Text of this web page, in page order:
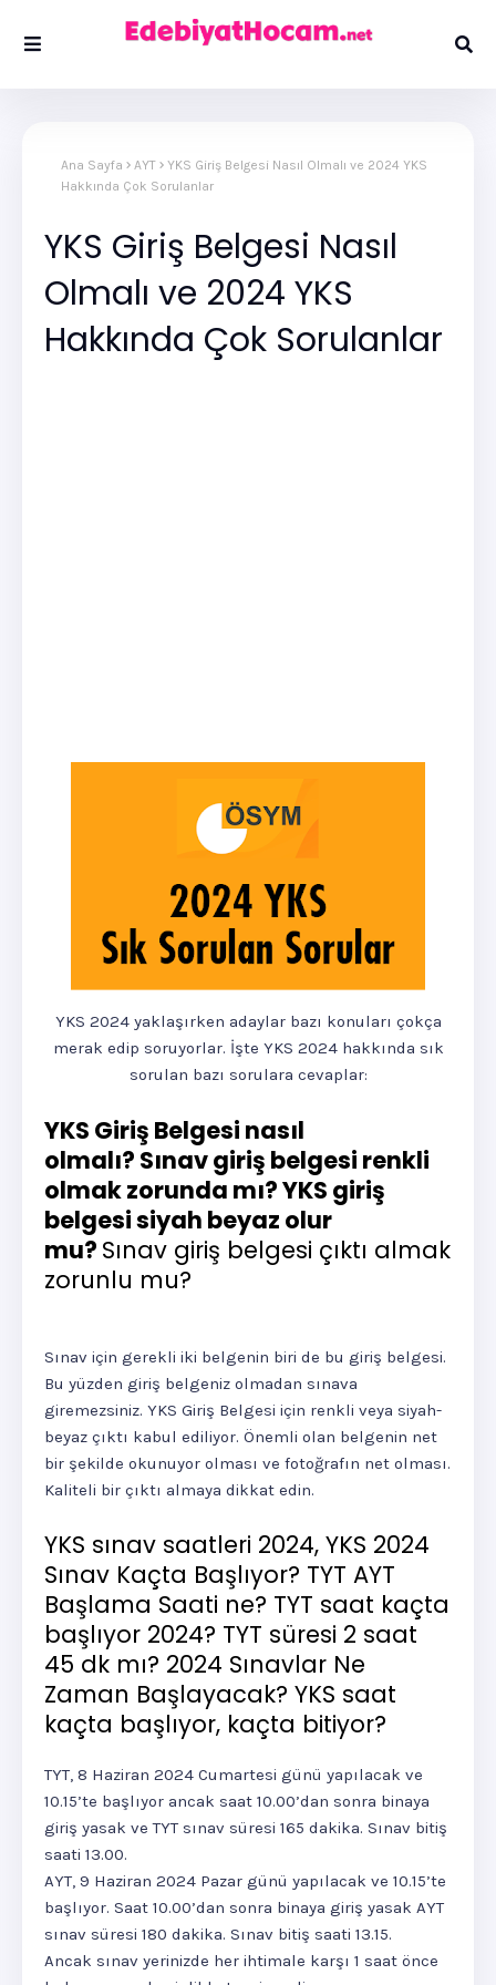
Ana Sayfa AYT
YKS Giriş Belgesi Nasıl Olmalı ve 2024 YKS
Hakkında Çok Sorulanlar
YKS Giriş Belgesi Nasıl
Olmalı ve 2024 YKS
Hakkında Çok Sorulanlar
YKS 2024 yaklaşırken adaylar bazı konuları çokça
merak edip soruyorlar. İşte YKS 2024 hakkında sık
sorulan bazı sorulara cevaplar:
YKS Giriş Belgesi nasıl
olmalı? Sınav giriş belgesi renkli
olmak zorunda mı? YKS giriş
belgesi siyah beyaz olur
mu? Sınav giriş belgesi çıktı almak
zorunlu mu?
Sınav için gerekli iki belgenin biri de bu giriş belgesi.
Bu yüzden giriş belgeniz olmadan sınava
giremezsiniz. YKS Giriş Belgesi için renkli veya siyah-
beyaz çıktı kabul ediliyor. Önemli olan belgenin net
bir şekilde okunuyor olması ve fotoğrafın net olması.
Kaliteli bir çıktı almaya dikkat edin.
YKS sınav saatleri 2024, YKS 2024
Sınav Kaçta Başlıyor? TYT AYT
Başlama Saati ne? TYT saat kaçta
başlıyor 2024? TYT süresi 2 saat
45 dk mı? 2024 Sınavlar Ne
Zaman Başlayacak? YKS saat
kaçta başlıyor, kaçta bitiyor?
TYT, 8 Haziran 2024 Cumartesi günü yapılacak ve
10.15’te başlıyor ancak saat 10.00’dan sonra binaya
giriş yasak ve TYT sınav süresi 165 dakika. Sınav bitiş
saati 13.00.
AYT, 9 Haziran 2024 Pazar günü yapılacak ve 10.15’te
başlıyor. Saat 10.00’dan sonra binaya giriş yasak AYT
sınav süresi 180 dakika. Sınav bitiş saati 13.15.
Ancak sınav yerinizde her ihtimale karşı 1 saat önce